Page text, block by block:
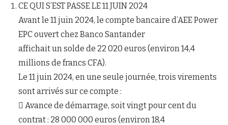
CE QUI S’EST PASSE LE 11 JUIN 2024
Avant le 11 juin 2024, le compte bancaire d’AEE Power
EPC ouvert chez Banco Santander
affichait un solde de 22 020 euros (environ 14,4
millions de francs CFA).
Le 11 juin 2024, en une seule journée, trois virements
sont arrivés sur ce compte :
 Avance de démarrage, soit vingt pour cent du
contrat : 28 000 000 euros (environ 18,4